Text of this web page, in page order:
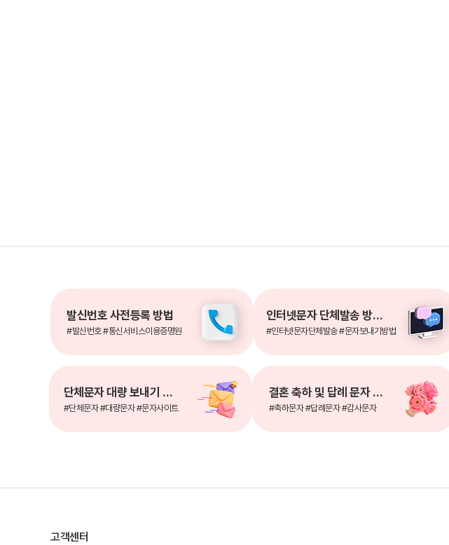
발신번호 사전등록 방법
#발신번호 #통신서비스이용증명원
인터넷문자 단체발송 방법 알아보기
#인터넷문자단체발송 #문자보내기방법
단체문자 대량 보내기 사이트
#단체문자 #대량문자 #문자사이트
결혼 축하 및 답례 문자 보내기
#축하문자 #답례문자 #감사문자
고객센터